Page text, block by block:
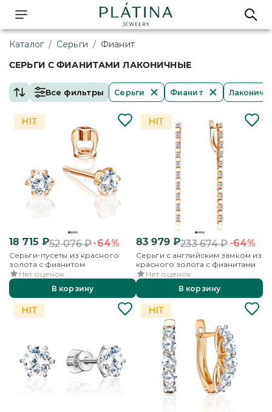
Каталог / Серьги / Фианит
СЕРЬГИ С ФИАНИТАМИ ЛАКОНИЧНЫЕ
Все фильтры Серьги Фианит
18 715 ₽52 076₽-64%
Серьги-пусеты из красного
золота с фианитом
Нет оценок
В корзину
83 979₽233 674₽-64%
Серьги с английским замком из
красного золота с фианитами
Нет оценок
В корзину